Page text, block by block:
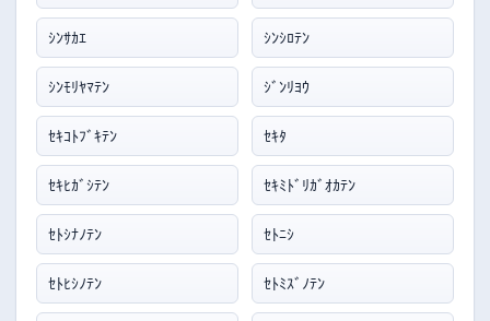
ｼﾝｻｶｴ ｼﾝｼﾛﾃﾝ
ｼﾝﾓﾘﾔﾏﾃﾝ ｼﾞﾝﾘﾖｳ
ｾｷｺﾄﾌﾞｷﾃﾝ ｾｷﾀ
ｾｷﾋｶﾞｼﾃﾝ ｾｷﾐﾄﾞﾘｶﾞｵｶﾃﾝ
ｾﾄｼﾅﾉﾃﾝ ｾﾄﾆｼ
ｾﾄﾋｼﾉﾃﾝ ｾﾄﾐｽﾞﾉﾃﾝ